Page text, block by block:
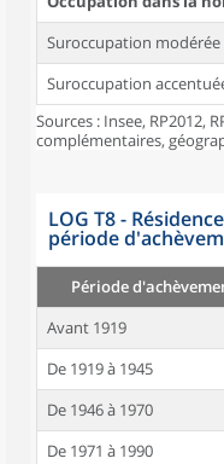
Suroccupation modérée
Suroccupation
Sources : Insee, RP2012,
complémentaires,
LOG T8 -
période
Période
Avant 1919
De 1919 à 1945
De 1946 à 1970
De 1971 à 1990